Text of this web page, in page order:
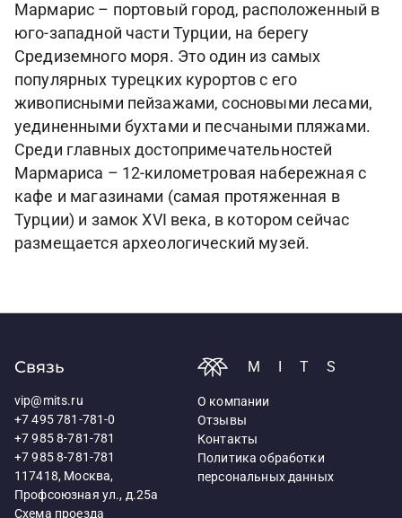
Мармарис – портовый город, расположенный в
юго-западной части Турции, на берегу
Средиземного моря. Это один из самых
популярных турецких курортов с его
живописными пейзажами, сосновыми лесами,
уединенными бухтами и песчаными пляжами.
Среди главных достопримечательностей
Мармариса – 12-километровая набережная с
кафе и магазинами (самая протяженная в
Турции) и замок XVI века, в котором сейчас
размещается археологический музей.
Связь
vip@mits.ru
+7 495 781-781-0
+7 985 8-781-781
+7 985 8-781-781
117418, Москва,
Профсоюзная ул., д.25а
Схема проезда
MITS
О компании
Отзывы
Контакты
Политика обработки
персональных данных